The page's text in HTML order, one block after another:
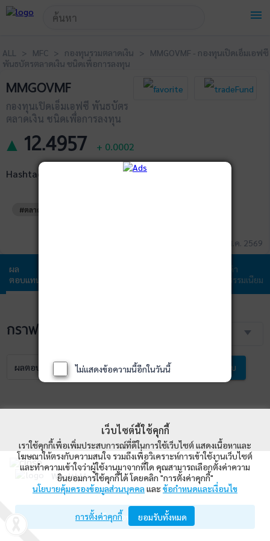
menu
ALL > MFC > กองทุนรวมตลาดเงิน > MMGOVMF - กองทุนเปิดเอ็มเอฟซี
พันธบัตรตลาดเงิน ชนิดเพื่อการลงทุน
MMGOVMF
กองทุนเปิดเอ็มเอฟซี พันธบัตร
ตลาดเงิน ชนิดเพื่อการลงทุน
▲ 12.4957 + 0.0002
Hashtags
#ตลาดเงิน
ข้อมูล ณ วันที่ 06 ส.ค. 2569
ผล
ตอบแทน
ค่า
ธรรมเนียม
กราฟราคา NAV
ผลตอบแทน NAV เปรียบเทียบ
WealthMagik
Wealth Management System Limited
เปิดด้วยแอป WealthMagik
!-- Start Advertise -->
ไม่แสดงข้อความนี้อีกในวันนี้
เว็บไซต์นี้ใช้คุกกี้
เราใช้คุกกี้เพื่อเพิ่มประสบการณ์ที่ดีในการใช้เว็บไซต์ แสดงเนื้อหาและ
โฆษณาให้ตรงกับความสนใจ รวมถึงเพื่อวิเคราะห์การเข้าใช้งานเว็บไซต์
และทำความเข้าใจว่าผู้ใช้งานมาจากที่ใด คุณสามารถเลือกตั้งค่าความ
ยินยอมการใช้คุกกี้ได้ โดยคลิก "การตั้งค่าคุกกี้"
นโยบายคุ้มครองข้อมูลส่วนบุคคลและ ข้อกำหนดและเงื่อนไข
การตั้งค่าคุกกี้ ยอมรับทั้งหมด